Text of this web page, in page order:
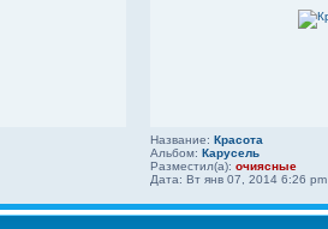
Название: Красота
Альбом: Карусель
Разместил(а): очиясные
Дата: Вт янв 07, 2014 6:26 pm